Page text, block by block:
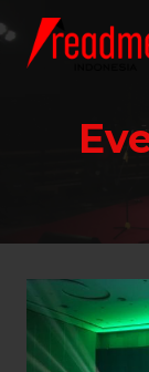
to
content